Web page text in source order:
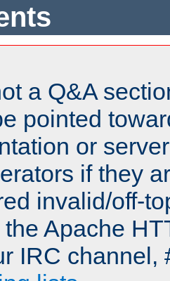
a Q&A
pointed
or
if they
invalid/off-
Apache
IRC channel,